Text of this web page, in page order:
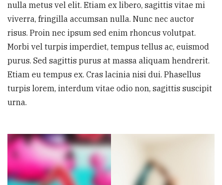
nulla metus vel elit. Etiam ex libero, sagittis vitae mi
viverra, fringilla accumsan nulla. Nunc nec auctor
risus. Proin nec ipsum sed enim rhoncus volutpat.
Morbi vel turpis imperdiet, tempus tellus ac, euismod
purus. Sed sagittis purus at massa aliquam hendrerit.
Etiam eu tempus ex. Cras lacinia nisi dui. Phasellus
turpis lorem, interdum vitae odio non, sagittis suscipit
urna.